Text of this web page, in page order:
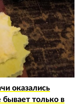
оказались
только в